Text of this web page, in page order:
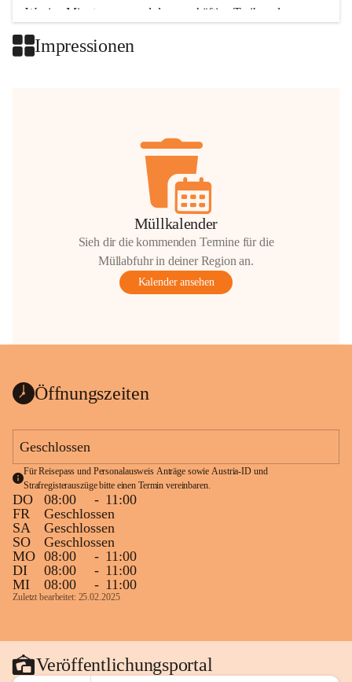
Wenige Minuten nur, und das geschäftige Treiben der
Impressionen
Müllkalender
Sieh dir die kommenden Termine für die
Müllabfuhr in deiner Region an.
Kalender ansehen
Öffnungszeiten
Geschlossen
Für Reisepass und Personalausweis Anträge sowie Austria-ID und
Strafregisterauszüge bitte einen Termin vereinbaren.
DO 08:00 - 11:00
FR
Geschlossen
SA
Geschlossen
SO
Geschlossen
MO 08:00 - 11:00
DI
08:00 - 11:00
MI
08:00 - 11:00
Zuletzt bearbeitet: 25.02.2025
Veröffentlichungsportal